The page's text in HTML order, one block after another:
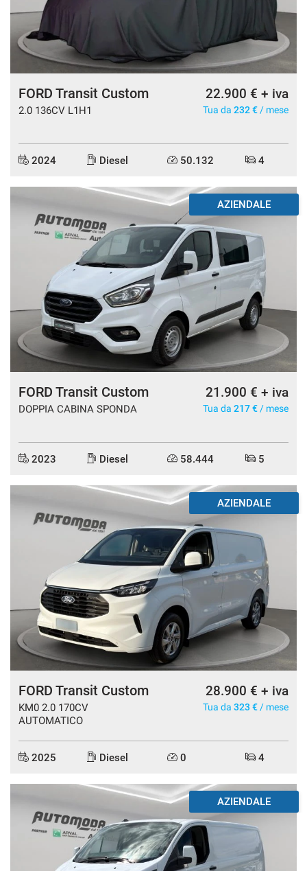
FORD Transit Custom
2.0 136CV L1H1
22.900 € + iva
Tua da 232 € / mese
2024 Diesel 50.132 4
AZIENDALE
FORD Transit Custom
DOPPIA CABINA SPONDA
21.900 € + iva
Tua da 217 € / mese
2023 Diesel 58.444 5
AZIENDALE
FORD Transit Custom
KM0 2.0 170CV
AUTOMATICO
28.900 € + iva
Tua da 323 € / mese
2025 Diesel 0 4
AZIENDALE